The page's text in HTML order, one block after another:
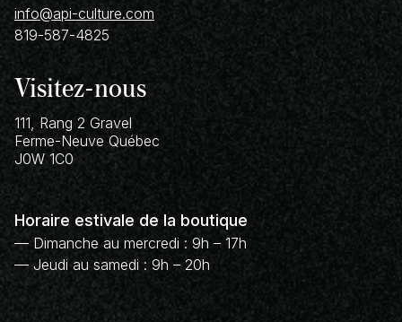
info@api-culture.com
819-587-4825
Visitez-nous
111, Rang 2 Gravel
Ferme-Neuve Québec
J0W 1C0
Horaire estivale de la boutique
— Dimanche au mercredi : 9h – 17h
— Jeudi au samedi : 9h – 20h